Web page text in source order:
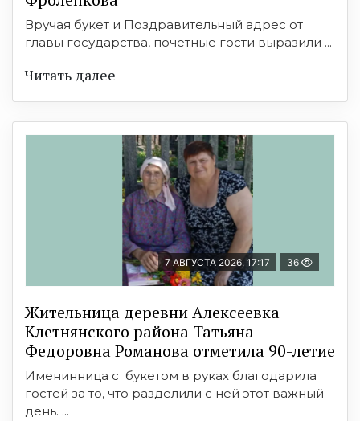
Вручая букет и Поздравительный адрес от
главы государства, почетные гости выразили ...
Читать далее
7 АВГУСТА 2026, 17:17 36
Жительница деревни Алексеевка
Клетнянского района Татьяна
Федоровна Романова отметила 90-летие
Именинница с букетом в руках благодарила
гостей за то, что разделили с ней этот важный
день. ...